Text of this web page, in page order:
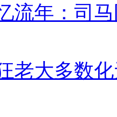
流年：司
老大多数